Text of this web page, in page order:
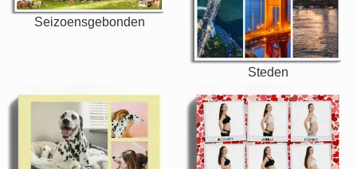
Seizoensgebonden
Steden